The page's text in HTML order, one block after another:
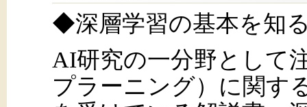
◆深層学習の基本を知
AI研究の一分野として
プラーニング）に関す